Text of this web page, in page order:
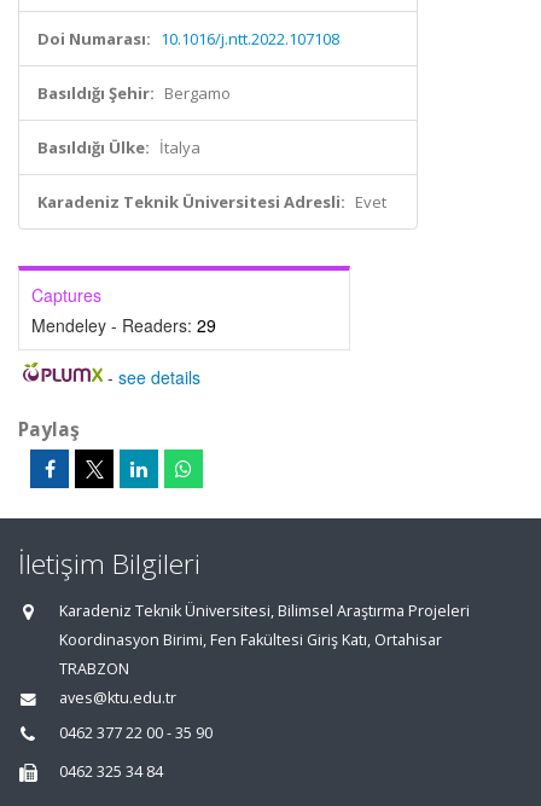
Doi Numarası: 10.1016/j.ntt.2022.107108
Basıldığı Şehir: Bergamo
Basıldığı Ülke: İtalya
Karadeniz Teknik Üniversitesi Adresli: Evet
Captures
Mendeley - Readers: 29
- see details
Paylaş
İletişim Bilgileri
Karadeniz Teknik Üniversitesi, Bilimsel Araştırma Projeleri
Koordinasyon Birimi, Fen Fakültesi Giriş Katı, Ortahisar
TRABZON
aves@ktu.edu.tr
0462 377 22 00 - 35 90
0462 325 34 84